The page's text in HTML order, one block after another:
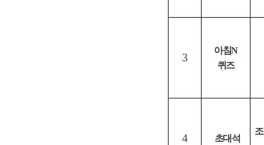
3
아침N
퀴즈
4 초대석